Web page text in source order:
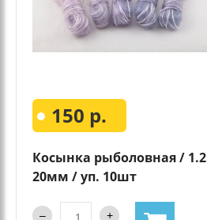
150 р.
Косынка рыболовная /
20мм / уп. 10шт